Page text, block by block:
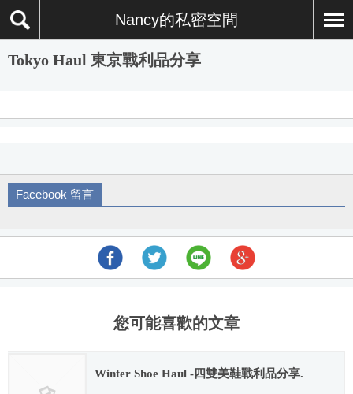
Nancy的私密空間
Tokyo Haul 東京戰利品分享
Facebook 留言
您可能喜歡的文章
Winter Shoe Haul -四雙美鞋戰利品分享.